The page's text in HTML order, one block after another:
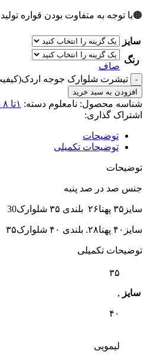
🟠با توجه به متفاوت بودن قواره
سایز
رنگ
صاف
تیشرت شلوارک جوجه
افزودن به سبد خرید
شناسه محصول: نامعلوم دسته: ۱تا ۸ سال
اشتراک گذاری:
توضیحات
توضیحات تکمیلی
توضیحات
جنس صد در صد پنبه
سایز۳۵ پهنا۲۶ بلندی ۳۵ شلوارک30
سایز۴۰ پهنا۲۸. بلندی ۴۰ شلوارک۳۵
توضیحات تکمیلی
سایز
۳۵
,
۴۰
لیمویی